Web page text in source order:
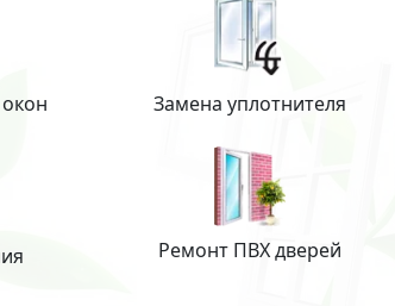
Замена уплотнителя
Ремонт ПВХ дверей